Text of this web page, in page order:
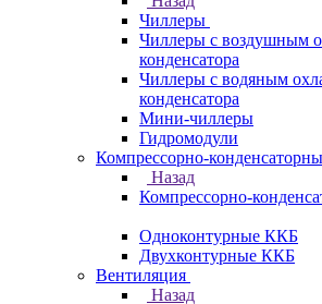
Чиллеры
Чиллеры с воздушным
конденсатора
Чиллеры с водяным
конденсатора
Мини-чиллеры
Гидромодули
Компрессорно-
Назад
Компрессорно-
Одноконтурные ККБ
Двухконтурные ККБ
Вентиляция
Назад